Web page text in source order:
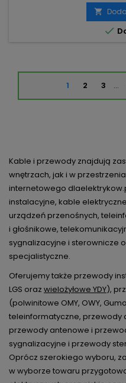


1 2 3 …
Kable i przewody znajdują
wnętrzach, jak i w
internetowego
instalacyjne, kable
urządzeń przenośnych,
i głośnikowe,
sygnalizacyjne i sterownicze
specjalistyczne.
Oferujemy także przewody
LGS oraz wielożyłowe YDY),
(polwinitowe OMY, OWY,
teleinformatyczne, przewody
przewody antenowe i
sygnalizacyjne i przewody
Oprócz szerokiego wyboru,
w wyborze towaru